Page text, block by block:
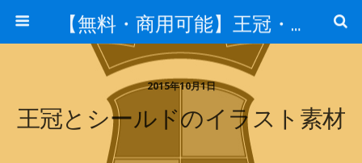
【無料・商用可能】王冠・クラウン素材
2015年10月1日
王冠とシールドのイラスト素材